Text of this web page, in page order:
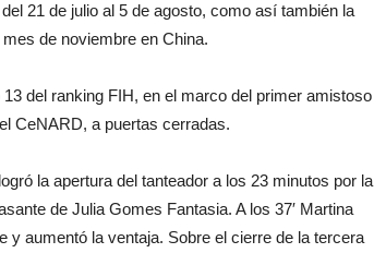
21 de julio al 5 de agosto, como así también la
de noviembre en China.
del ranking FIH, en el marco del primer amistoso
CeNARD, a puertas cerradas.
la apertura del tanteador a los 23 minutos por la
de Julia Gomes Fantasia. A los 37′ Martina
y aumentó la ventaja. Sobre el cierre de la tercera